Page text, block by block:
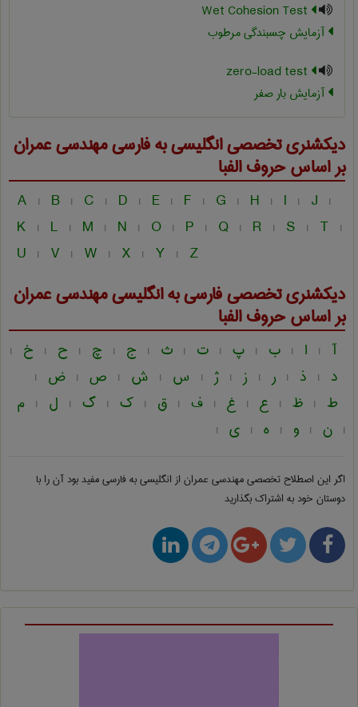
آزمایش چسبندگی مرطوب
آزمایش بار صفر
دیکشنری تخصصی انگلیسی به فارسیمهندسی عمران
بر اساس حروف الفبا
A | B | C | D | E | F | G | H | I | J |
K | L | M | N | O | P | Q | R | S | T |
U | V | W | X | Y | Z
دیکشنری تخصصی فارسی به انگلیسیمهندسی عمران
بر اساس حروف الفبا
آ | ا | ب | پ | ت | ث | ج | چ | ح | خ |
د | ذ | ر | ز | ژ | س | ش | ص | ض |
ط | ظ | ع | غ | ف | ق | ک | گ | ل | م
| ن | و | ه | ی |
اگر این اصطلاح تخصصیمهندسی عمران از انگلیسی به فارسیمفید بود آن را با
دوستان خود به اشتراک بگذارید